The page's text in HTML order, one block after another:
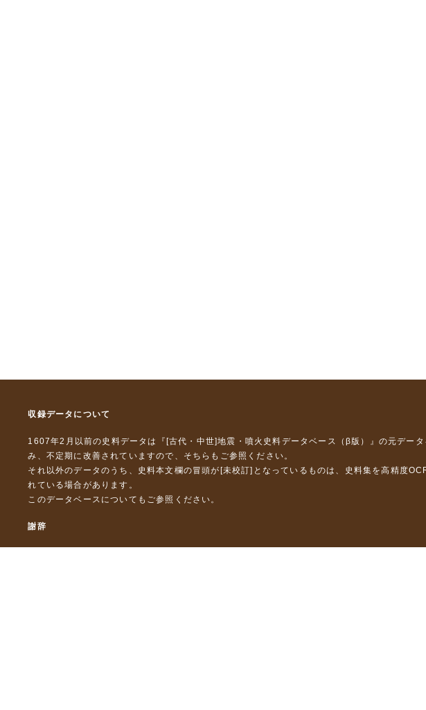
収録データについて
1607年2月以前の史料データは『 [古代・中世]地震・噴火史料データベース（β版）』 の元デー
み、不定期に改善されていますので、 そちら もご参照ください。
それ以外のデータのうち、史料本文欄の冒頭が[未校訂]となっているものは、史料集を高精度
れている場合があります。
このデータベースについて もご参照ください。
謝辞